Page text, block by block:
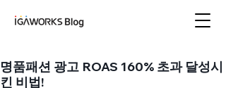
명품패션 광고 ROAS 160% 초과 달성시
킨 비법!